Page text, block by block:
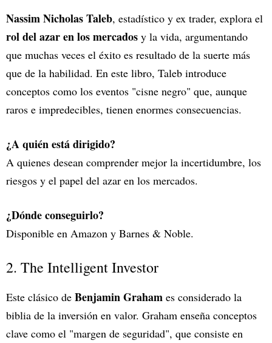
Nassim Nicholas Taleb, estadístico y ex trader, explora el
rol del azar en los mercados y la vida, argumentando
que muchas veces el éxito es resultado de la suerte más
que de la habilidad. En este libro, Taleb introduce
conceptos como los eventos "cisne negro" que, aunque
raros e impredecibles, tienen enormes consecuencias.
¿A quién está dirigido?
A quienes desean comprender mejor la incertidumbre, los
riesgos y el papel del azar en los mercados.
¿Dónde conseguirlo?
Disponible en Amazon y Barnes & Noble.
2. The Intelligent Investor
Este clásico de Benjamin Graham es considerado la
biblia de la inversión en valor. Graham enseña conceptos
clave como el "margen de seguridad", que consiste en